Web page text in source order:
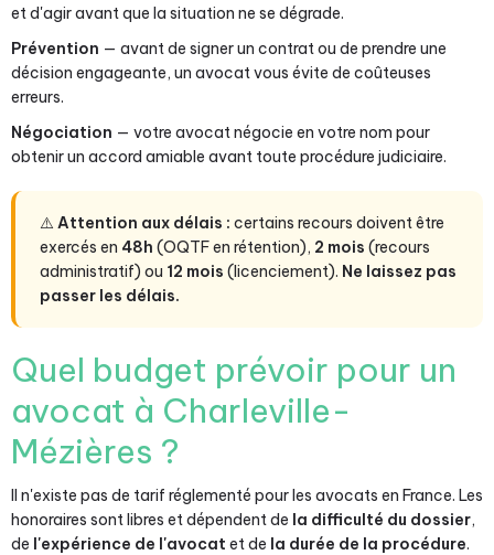
et d'agir avant que la situation ne se dégrade.
Prévention — avant de signer un contrat ou de prendre une
décision engageante, un avocat vous évite de coûteuses
erreurs.
Négociation — votre avocat négocie en votre nom pour
obtenir un accord amiable avant toute procédure judiciaire.
⚠️ Attention aux délais : certains recours doivent être
exercés en 48h (OQTF en rétention), 2 mois (recours
administratif) ou 12 mois (licenciement). Ne laissez pas
passer les délais.
Quel budget prévoir pour un
avocat à Charleville-
Mézières ?
Il n'existe pas de tarif réglementé pour les avocats en France. Les
honoraires sont libres et dépendent de la difficulté du dossier,
de l'expérience de l'avocat et de la durée de la procédure.